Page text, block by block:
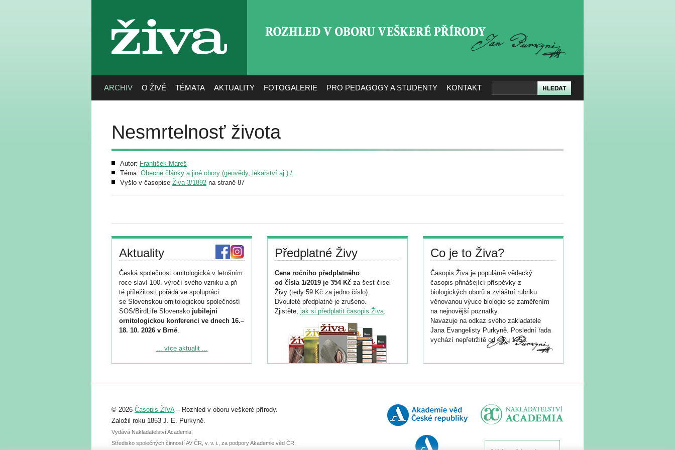
živa
ARCHIV O ŽIVĚ TÉMATA AKTUALITY FOTOGALERIE PRO PEDAGOGY A STUDENTY KONTAKT
Nesmrtelnosť života
Autor: František Mareš
Téma: Obecné články a jiné obory (geovědy, lékařství aj.) /
Vyšlo v časopise Živa 3/1892 na straně 87
Aktuality
Česká společnost ornitologická v letošním
roce slaví 100. výročí svého vzniku a při
té příležitosti pořádá ve spolupráci
se Slovenskou ornitologickou společností
SOS/BirdLife Slovensko jubilejní
ornitologickou konferenci ve dnech 16.–
18. 10. 2026 v Brně.
Podrobnější informace ke konferenci
Registrovat se můžete do 6. září.
abstraktu přihlášené přednášky nebo
posteru je už 30. června.
... více aktualit ...
Předplatné Živy
Cena ročního předplatného
od čísla 1/2019 je 354 Kč za šest čísel
Živy (tedy 59 Kč za jedno číslo).
Dvouleté předplatné je zrušeno.
Zjistěte, jak si předplatit časopis Živa.
Co je to Živa?
Časopis Živa je populárně vědecký
časopis přinášející příspěvky z
biologických oborů a zvláštní rubriku
věnovanou výuce biologie se zaměřením
na nejnovější poznatky.
Navazuje na odkaz svého zakladatele
Jana Evangelisty Purkyně. Poslední řada
vychází nepřetržitě od roku 1953.
© 2026 Časopis ŽIVA– Rozhled v oboru veškeré přírody.
Založil roku 1853 J. E. Purkyně.
Vydává Nakladatelství Academia,
Středisko společných činností AV ČR, v. v. i., za podpory Akademie věd ČR.